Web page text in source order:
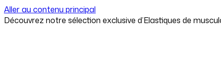
Aller au contenu principal